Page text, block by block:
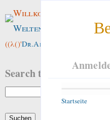
Startseite
Willkommen im
Weltenwald
((λ()'Dr.ArneBab
Search this site: